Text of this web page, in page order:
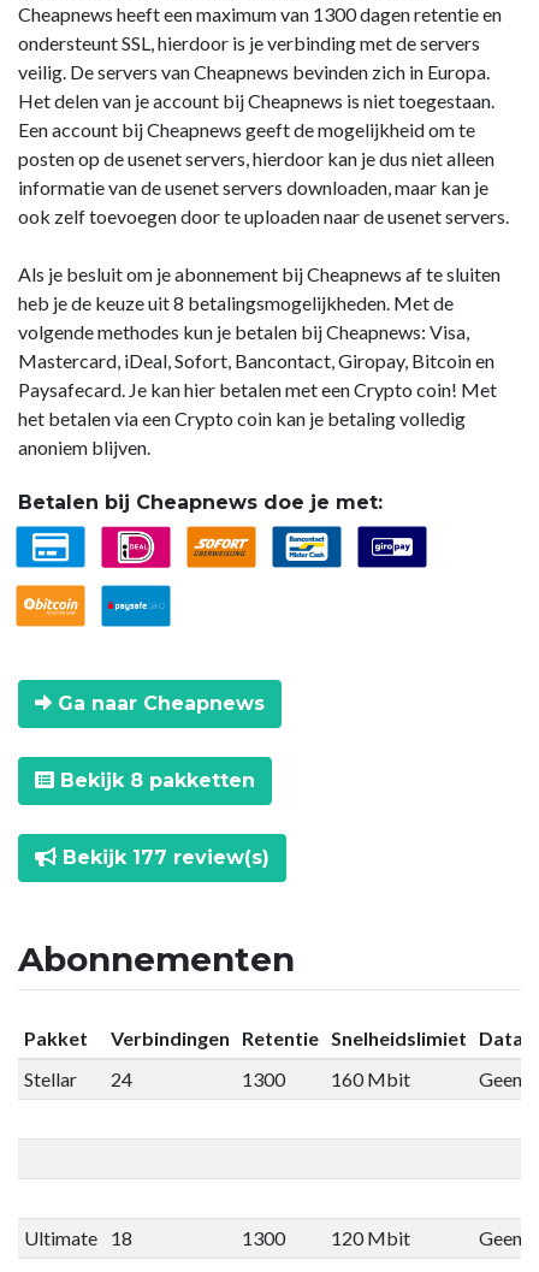
Cheapnews heeft een maximum van 1300 dagen retentie en
ondersteunt SSL, hierdoor is je verbinding met de servers
veilig. De servers van Cheapnews bevinden zich in Europa.
Het delen van je account bij Cheapnews is niet toegestaan.
Een account bij Cheapnews geeft de mogelijkheid om te
posten op de usenet servers, hierdoor kan je dus niet alleen
informatie van de usenet servers downloaden, maar kan je
ook zelf toevoegen door te uploaden naar de usenet servers.
Als je besluit om je abonnement bij Cheapnews af te sluiten
heb je de keuze uit 8 betalingsmogelijkheden. Met de
volgende methodes kun je betalen bij Cheapnews: Visa,
Mastercard, iDeal, Sofort, Bancontact, Giropay, Bitcoin en
Paysafecard. Je kan hier betalen met een Crypto coin! Met
het betalen via een Crypto coin kan je betaling volledig
anoniem blijven.
Betalen bij Cheapnews doe je met:
Ga naar Cheapnews
Bekijk 8 pakketten
Bekijk 177 review(s)
Abonnementen
Pakket Verbindingen Retentie Snelheidslimiet
Stellar
24 1300 160 Mbit Geen
Ultimate 18 1300 120 Mbit Geen